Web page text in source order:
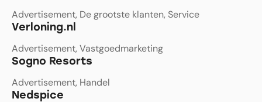
Advertisement, De grootste klanten, Service
Verloning.nl
Advertisement, Vastgoedmarketing
Sogno Resorts
Advertisement, Handel
Nedspice